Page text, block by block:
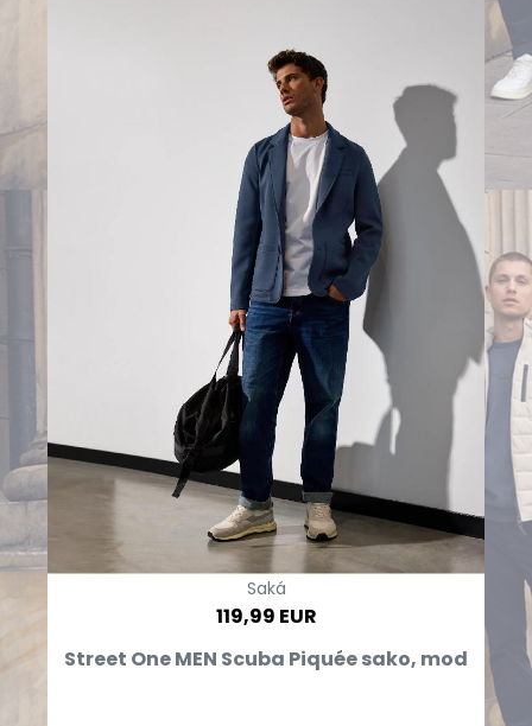
Saká
119,99 EUR
Street One MEN Scuba Piquée sako, mod